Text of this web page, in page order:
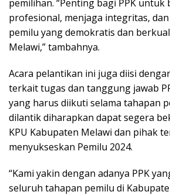
pemilihan. “Penting bagi PPK untuk
profesional, menjaga integritas,
pemilu yang demokratis dan
Melawi,” tambahnya.
Acara pelantikan ini juga diisi
terkait tugas dan tanggung jawab
yang harus diikuti selama tahapan
dilantik diharapkan dapat segera
KPU Kabupaten Melawi dan pihak
menyukseskan Pemilu 2024.
“Kami yakin dengan adanya PPK
seluruh tahapan pemilu di